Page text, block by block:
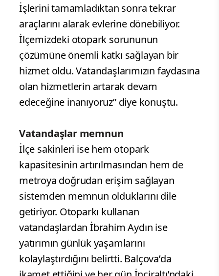
İşlerini tamamladıktan sonra tekrar
araçlarını alarak evlerine dönebiliyor.
İlçemizdeki otopark sorununun
çözümüne önemli katkı sağlayan bir
hizmet oldu. Vatandaşlarımızın faydasına
olan hizmetlerin artarak devam
edeceğine inanıyoruz” diye konuştu.
Vatandaşlar memnun
İlçe sakinleri ise hem otopark
kapasitesinin artırılmasından hem de
metroya doğrudan erişim sağlayan
sistemden memnun olduklarını dile
getiriyor. Otoparkı kullanan
vatandaşlardan İbrahim Aydın ise
yatırımın günlük yaşamlarını
kolaylaştırdığını belirtti. Balçova’da